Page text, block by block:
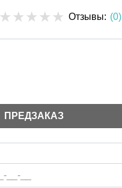
Отзывы: (0)
ПРЕДЗАКАЗ